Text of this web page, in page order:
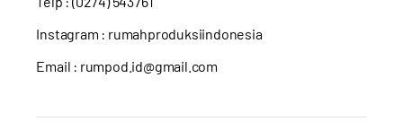
Instagram : rumahproduksiindonesia
Email : rumpod.id@gmail.com